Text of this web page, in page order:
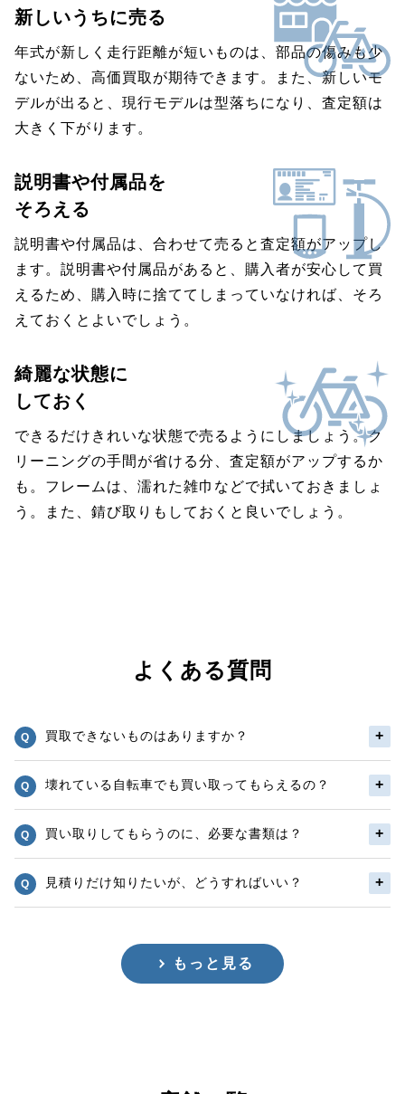
新しいうちに売る
年式が新しく走行距離が短いものは、部品の傷みも少
ないため、高価買取が期待できます。また、新しいモ
デルが出ると、現行モデルは型落ちになり、査定額は
大きく下がります。
説明書や付属品を
そろえる
説明書や付属品は、合わせて売ると査定額がアップし
ます。説明書や付属品があると、購入者が安心して買
えるため、購入時に捨ててしまっていなければ、そろ
えておくとよいでしょう。
綺麗な状態に
しておく
できるだけきれいな状態で売るようにしましょう。ク
リーニングの手間が省ける分、査定額がアップするか
も。フレームは、濡れた雑巾などで拭いておきましょ
う。また、錆び取りもしておくと良いでしょう。
よくある質問
買取できないものはありますか？
壊れている自転車でも買い取ってもらえるの？
買い取りしてもらうのに、必要な書類は？
見積りだけ知りたいが、どうすればいい？
もっと見る